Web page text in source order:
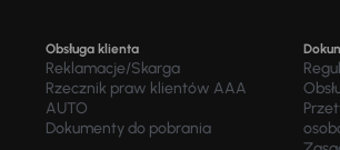
Obsługa klienta
Reklamacje/Skarga
Rzecznik praw klientów AAA
AUTO
Dokumenty do pobrania